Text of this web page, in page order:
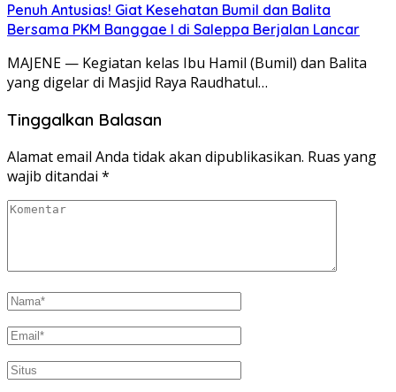
Penuh Antusias! Giat Kesehatan Bumil dan Balita
Bersama PKM Banggae I di Saleppa Berjalan Lancar
MAJENE — Kegiatan kelas Ibu Hamil (Bumil) dan Balita
yang digelar di Masjid Raya Raudhatul…
Tinggalkan Balasan
Alamat email Anda tidak akan dipublikasikan. Ruas yang
wajib ditandai *